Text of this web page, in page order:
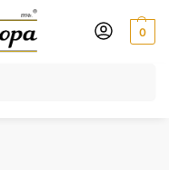
0
obuwie poza promocją)